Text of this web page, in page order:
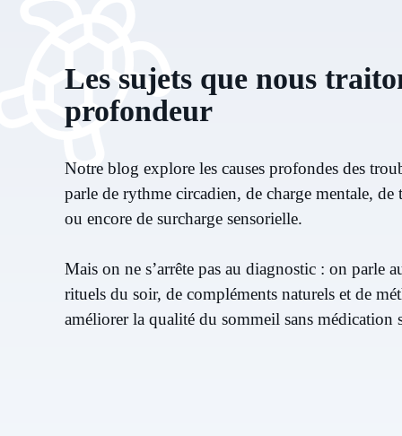
Les sujets que nous
profondeur
Notre blog explore les causes profondes des
parle de rythme circadien, de charge mentale,
ou encore de surcharge sensorielle.
Mais on ne s’arrête pas au diagnostic : on parle
rituels du soir, de compléments naturels et de
améliorer la qualité du sommeil sans médication